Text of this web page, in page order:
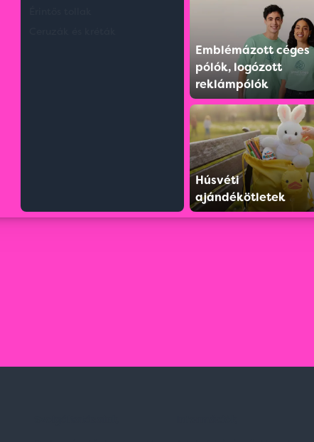
Emblémázott céges
pólók, logózott
reklámpólók
Húsvéti
ajándékötletek